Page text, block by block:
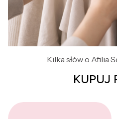
Kilka słów o Afilia
KUPUJ